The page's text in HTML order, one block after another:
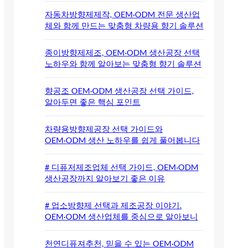
자동차방향제제작, OEM·ODM 전문 생산업
체와 함께 만드는 맞춤형 차량용 향기 솔루션
종이방향제제조, OEM·ODM 생산공장 선택
노하우와 함께 알아보는 맞춤형 향기 솔루션
향공조 OEM·ODM 생산공장 선택 가이드,
알아두면 좋은 핵심 포인트
차량용방향제공장 선택 가이드와
OEM·ODM 생산 노하우를 쉽게 풀어봅니다
# 디퓨저제조업체 선택 가이드, OEM·ODM
생산공장까지 알아보기 좋은 이유
# 업소방향제 선택과 제조공장 이야기.
OEM·ODM 생산업체를 중심으로 알아보니
천연디퓨져추천, 믿을 수 있는 OEM·ODM